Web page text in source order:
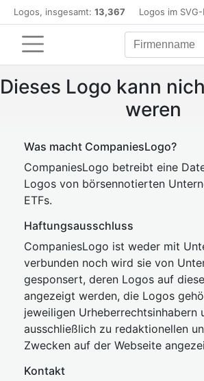
Logos, insgesamt: 13,367 Logos im SVG-
Dieses Logo kann
weren
Was macht CompaniesLogo?
CompaniesLogo betreibt eine
Logos von börsennotierten
ETFs.
Haftungsausschluss
CompaniesLogo ist weder mit
verbunden noch wird sie von
gesponsert, deren Logos auf
angezeigt werden, die Logos
jeweiligen Urheberrechtsinhabern
ausschließlich zu redaktionellen
Zwecken auf der Webseite
Kontakt